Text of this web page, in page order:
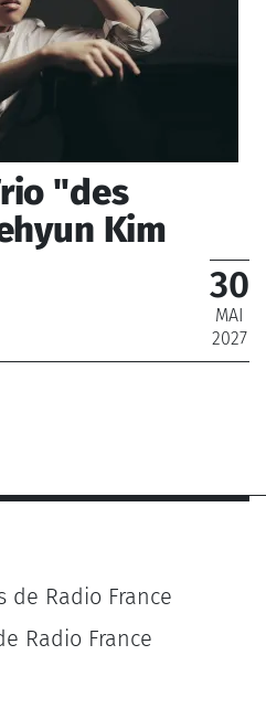
"des
Kim
30
MAI
2027
de Radio France
Radio France